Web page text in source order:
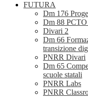
FUTURA
Dm 176
Dm 88 PCTO
Divari 2
Dm 66
transizione
PNRR Divari
Dm 65
scuole statali
PNRR Labs
PNRR